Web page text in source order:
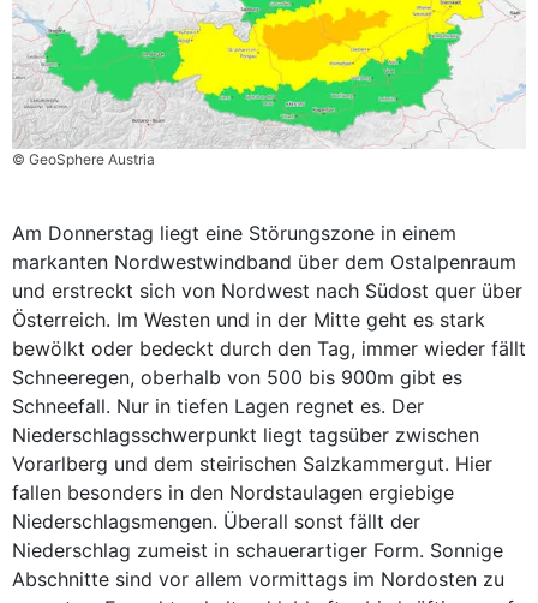
© GeoSphere Austria
Am Donnerstag liegt eine Störungszone in einem
markanten Nordwestwindband über dem Ostalpenraum
und erstreckt sich von Nordwest nach Südost quer über
Österreich. Im Westen und in der Mitte geht es stark
bewölkt oder bedeckt durch den Tag, immer wieder fällt
Schneeregen, oberhalb von 500 bis 900m gibt es
Schneefall. Nur in tiefen Lagen regnet es. Der
Niederschlagsschwerpunkt liegt tagsüber zwischen
Vorarlberg und dem steirischen Salzkammergut. Hier
fallen besonders in den Nordstaulagen ergiebige
Niederschlagsmengen. Überall sonst fällt der
Niederschlag zumeist in schauerartiger Form. Sonnige
Abschnitte sind vor allem vormittags im Nordosten zu